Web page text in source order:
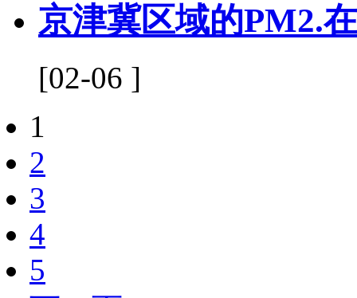
京津冀区域的PM2.
[02-06 ]
1
2
3
4
5